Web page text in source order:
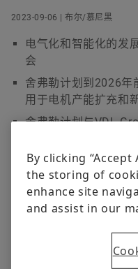
李佑美
企业传播与市场部总
2023-09-06 | 布尔/慕尼黑
电气化和智能化的发
会
舍弗勒计划到2026年
用于电机产能扩充和
舍弗勒计划与VDL
布尔/慕尼黑 | 2023年9
丰富的产品解决方案，
合，以及从电动货运自
2022年，舍弗勒在电驱
2018年电驱动事业部成
By clicking “Accept
the storing of
enhance site
and assist in our